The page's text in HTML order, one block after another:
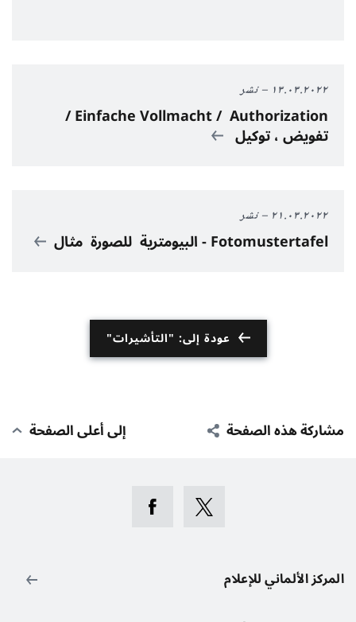
١٣.٠٣.٢٠٢٢ نشر
Einfache Vollmacht / Authorization /
تفويض ، توكيل
٢١.٠٣.٢٠٢٢ نشر
Fotomustertafel - البيومترية للصورة مثال
عودة إلى: "التأشيرات"
مشاركة هذه الصفحة إلى أعلى الصفحة
المركز الألماني للإعلام